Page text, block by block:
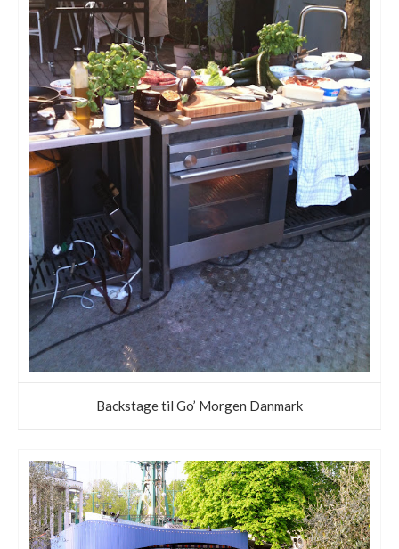
Backstage til Go’ Morgen Danmark